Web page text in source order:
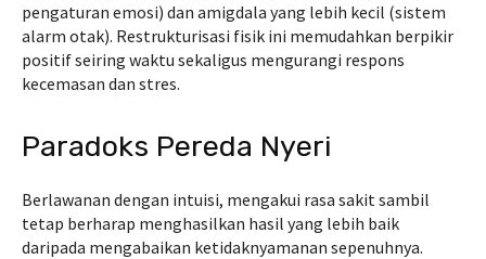
pengaturan emosi) dan amigdala yang lebih kecil (sistem
alarm otak). Restrukturisasi fisik ini memudahkan berpikir
positif seiring waktu sekaligus mengurangi respons
kecemasan dan stres.
Paradoks Pereda Nyeri
Berlawanan dengan intuisi, mengakui rasa sakit sambil
tetap berharap menghasilkan hasil yang lebih baik
daripada mengabaikan ketidaknyamanan sepenuhnya.